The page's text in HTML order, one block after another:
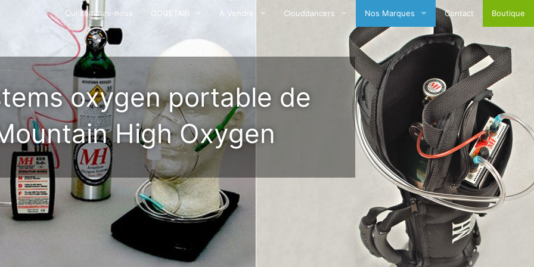
Qui sommes-nous GOGETAIR
AVION G750
Securité
Photographie Aérienne
À Vendre
Contact
À Vendre
Panthera 540 (Non-TC Factory finished)
Clouddancers
Types de Housses Avion et Planeurs
Le Tissu Clouddancers
Produits spéciaux
Housses Hélicoptère & Pales Rotor
Nos Marques
LXNav
Radio 8.33 F.u.n.k.e. Avionics GmbH
David Clark
Clouddancers
MH Oxygen
Ocean Bottle
Contact Boutique
oxygen portable de
High Oxygen